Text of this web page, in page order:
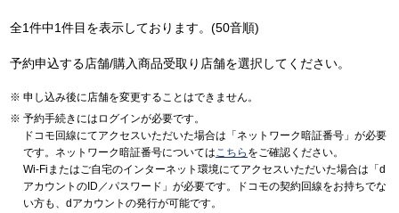
全1件中1件目を表示しております。(50音順)
予約申込する店舗/購入商品受取り店舗を選択してください。
申し込み後に店舗を変更することはできません。
予約手続きにはログインが必要です。
ドコモ回線にてアクセスいただいた場合は「ネットワーク暗証番号」が必要
です。ネットワーク暗証番号についてはこちら をご確認ください。
Wi-Fiまたはご自宅のインターネット環境にてアクセスいただいた場合は「d
アカウントのID／パスワード」が必要です。ドコモの契約回線をお持ちでな
い方も、dアカウントの発行が可能です。